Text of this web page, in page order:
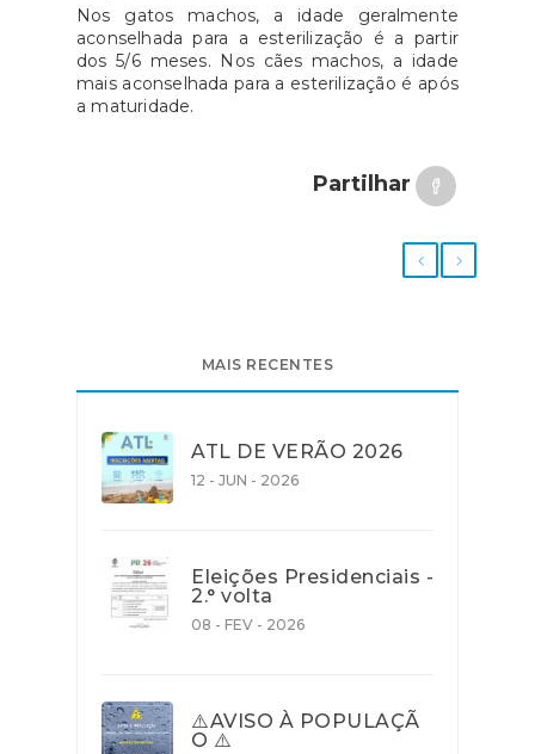
Nos gatos machos, a idade geralmente
aconselhada para a esterilização é a partir
dos 5/6 meses. Nos cães machos, a idade
mais aconselhada para a esterilização é após
a maturidade.
Partilhar
MAIS RECENTES
ATL DE VERÃO 2026
12 - JUN - 2026
Eleições Presidenciais -
2.° volta
08 - FEV - 2026
⚠️AVISO À POPULAÇÃ
O ⚠️